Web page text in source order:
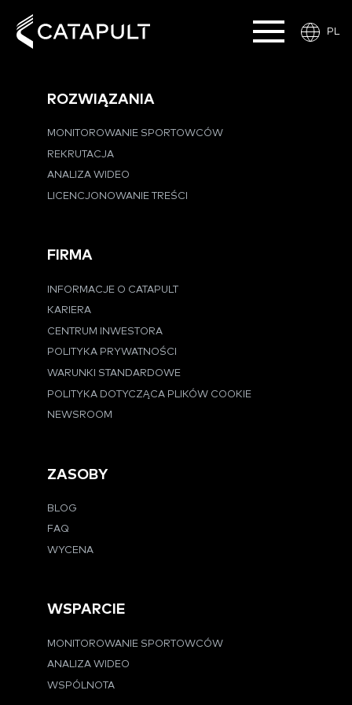
PL
ROZWIĄZANIA
MONITOROWANIE SPORTOWCÓW
REKRUTACJA
ANALIZA WIDEO
LICENCJONOWANIE TREŚCI
FIRMA
INFORMACJE O CATAPULT
KARIERA
CENTRUM INWESTORA
POLITYKA PRYWATNOŚCI
WARUNKI STANDARDOWE
POLITYKA DOTYCZĄCA PLIKÓW COOKIE
NEWSROOM
ZASOBY
BLOG
FAQ
WYCENA
WSPARCIE
MONITOROWANIE SPORTOWCÓW
ANALIZA WIDEO
WSPÓLNOTA